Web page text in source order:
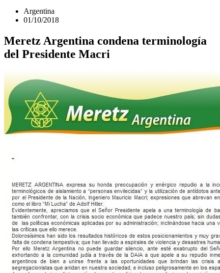
Argentina
01/10/2018
Meretz Argentina condena terminología
del Presidente Macri